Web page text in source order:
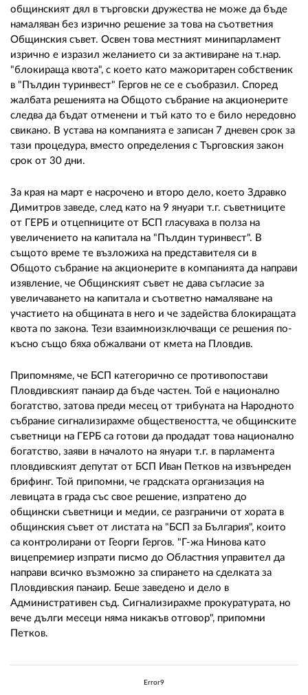
общинският дял в търговски дружества не може да бъде
намаляван без изрично решение за това на съответния
Общинския съвет. Освен това местният минипарламент
изрично е изразил желанието си за активиране на т.нар.
"блокираща квота", с което като мажоритарен собственик
в "Пълдин туринвест" Гергов не се е съобразил. Според
жалбата решенията на Общото събрание на акционерите
следва да бъдат отменени и тъй като то е било нередовно
свикано. В устава на компанията е записан 7 дневен срок за
тази процедура, вместо определения с Търговския закон
срок от 30 дни.
За края на март е насрочено и второ дело, което Здравко
Димитров заведе, след като на 9 януари т.г. съветниците
от ГЕРБ и отцепниците от БСП гласуваха в полза на
увеличението на капитала на "Пълдин туринвест". В
същото време те възложиха на представителя си в
Общото събрание на акционерите в компанията да направи
изявление, че Общинският съвет не дава съгласие за
увеличаването на капитала и съответно намаляване на
участието на общината в него и че задейства блокиращата
квота по закона. Тези взаимноизключващи се решения по-
късно също бяха обжалвани от кмета на Пловдив.
Припомняме, че БСП категорично се противопостави
Пловдивският панаир да бъде частен. Той е национално
богатство, затова преди месец от трибуната на Народното
събрание сигнализирахме обществеността, че общинските
съветници на ГЕРБ са готови да продадат това национално
богатство, заяви в началото на януари т.г. в парламента
пловдивският депутат от БСП Иван Петков на извънреден
брифинг. Той припомни, че градската организация на
левицата в града със свое решение, изпратено до
общински съветници и медии, се разграничи от хората в
общинския съвет от листата на "БСП за България", които
са контролирани от Георги Гергов. "Г-жа Нинова като
вицепремиер изпрати писмо до Областния управител да
направи всичко възможно за спирането на сделката за
Пловдивския панаир. Беше заведено и дело в
Административен съд. Сигнализирахме прокуратурата, но
вече дълги месеци няма никакъв отговор", припомни
Петков.
Error9